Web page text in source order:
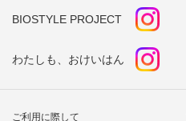
BIOSTYLE PROJECT
わたしも、おけいはん
ご利用に際して